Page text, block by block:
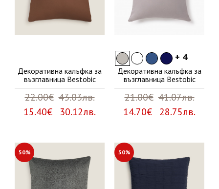
Декоративна калъфка за
възглавница Bestobic
22.00€ 43.03лв.
15.40€ 30.12лв.
+ 4
Декоративна калъфка за
възглавница Bestobic
21.00€ 41.07лв.
14.70€ 28.75лв.
50% 50%